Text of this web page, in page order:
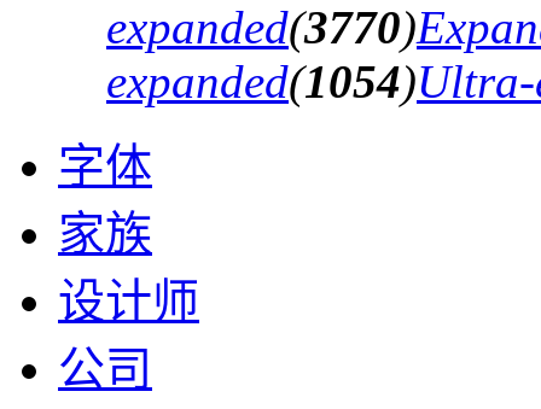
expanded(3770)
expanded(1054)Ultra-
字体
家族
设计师
公司